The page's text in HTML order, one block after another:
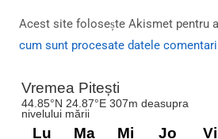
Acest site folosește Akismet pentru
cum sunt procesate datele